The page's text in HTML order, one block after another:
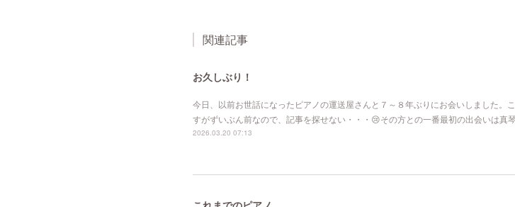
関連記事
お久しぶり！
今日、以前お世話になったピアノの運送屋さんと７～８年ぶりにお会いしました。
すがずいぶん前なので、記事を探せない・・・😢その方との一番最初の出会いは真
2026.03.20 07:13